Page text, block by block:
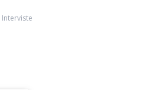
Interviste